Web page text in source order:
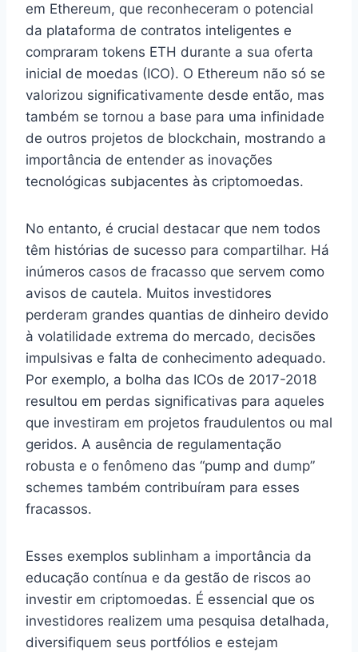
em Ethereum, que reconheceram o potencial
da plataforma de contratos inteligentes e
compraram tokens ETH durante a sua oferta
inicial de moedas (ICO). O Ethereum não só se
valorizou significativamente desde então, mas
também se tornou a base para uma infinidade
de outros projetos de blockchain, mostrando a
importância de entender as inovações
tecnológicas subjacentes às criptomoedas.
No entanto, é crucial destacar que nem todos
têm histórias de sucesso para compartilhar. Há
inúmeros casos de fracasso que servem como
avisos de cautela. Muitos investidores
perderam grandes quantias de dinheiro devido
à volatilidade extrema do mercado, decisões
impulsivas e falta de conhecimento adequado.
Por exemplo, a bolha das ICOs de 2017-2018
resultou em perdas significativas para aqueles
que investiram em projetos fraudulentos ou mal
geridos. A ausência de regulamentação
robusta e o fenômeno das “pump and dump”
schemes também contribuíram para esses
fracassos.
Esses exemplos sublinham a importância da
educação contínua e da gestão de riscos ao
investir em criptomoedas. É essencial que os
investidores realizem uma pesquisa detalhada,
diversifiquem seus portfólios e estejam